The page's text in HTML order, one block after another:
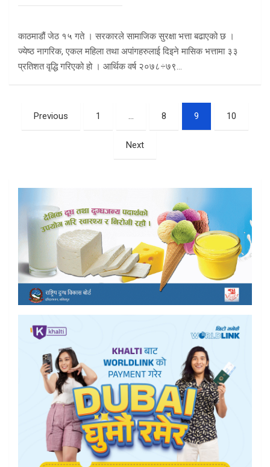
काठमाडौं जेठ १५ गते । सरकारले सामाजिक सुरक्षा भत्ता बढाएको छ ।
ज्येष्ठ नागरिक, एकल महिला तथा अपांगहरुलाई दिइने मासिक भत्तामा ३३
प्रतिशत वृद्धि गरिएको हो । आर्थिक वर्ष २०७८÷७९…
Posts
pagination
Previous 1 … 8 9 10
Next